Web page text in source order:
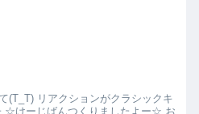
(T_T) リアクションがクラシックキ
☆けーじばんつくりましたよー☆ お